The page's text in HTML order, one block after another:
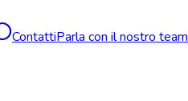
ContattiParla con il nostro team